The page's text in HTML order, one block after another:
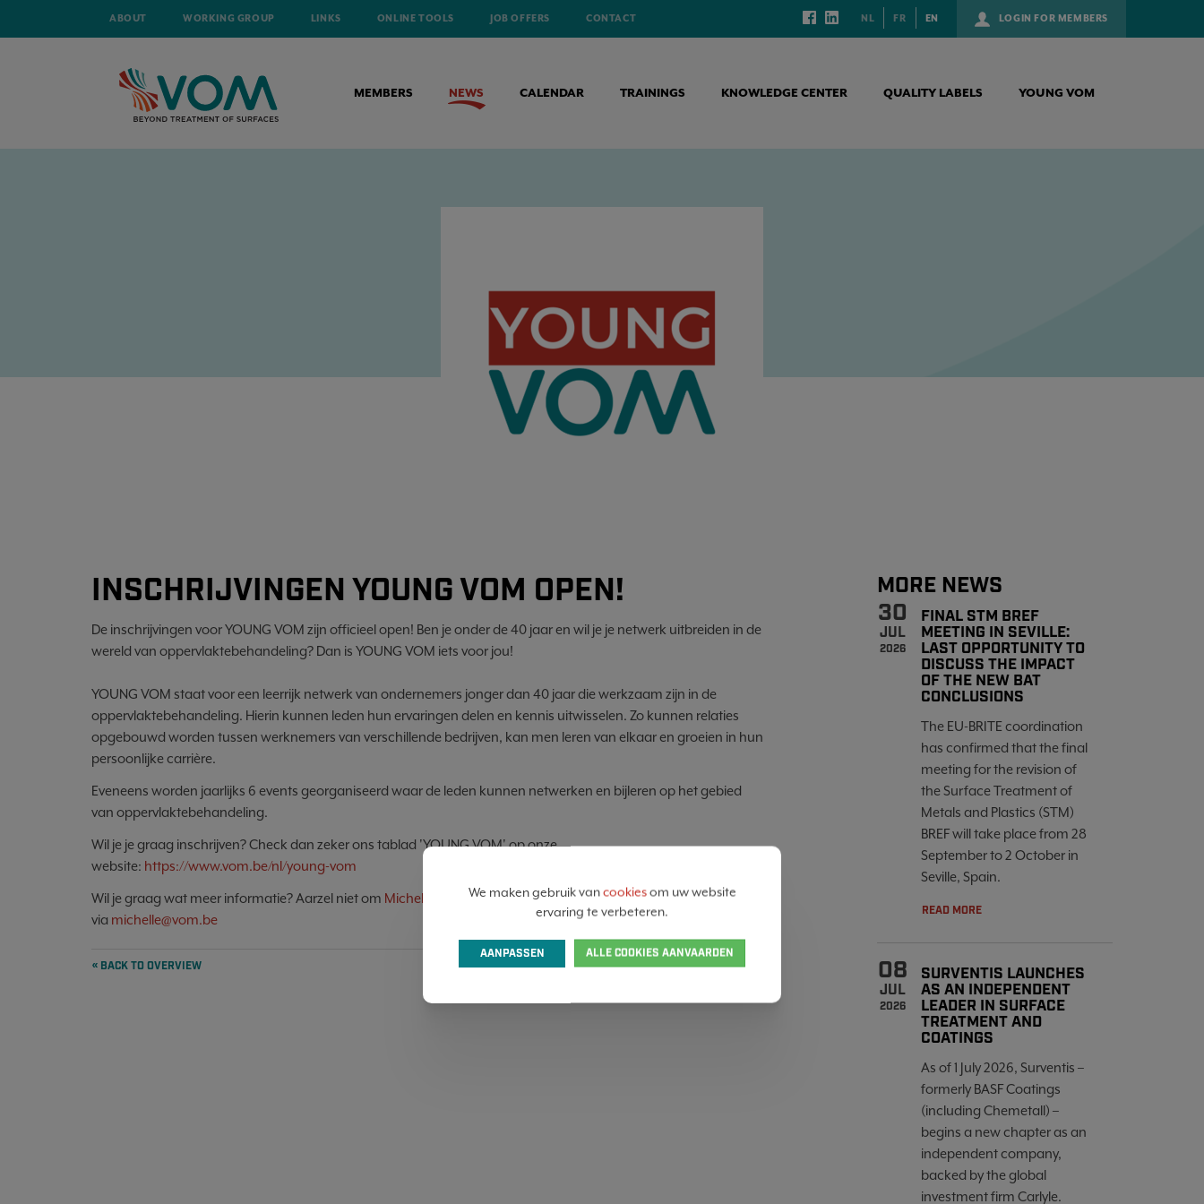
ABOUT WORKING GROUP LINKS ONLINE TOOLS JOB OFFERS CONTACT LOGIN FOR MEMBERS
NL FR EN
MEMBERS NEWS CALENDAR TRAININGS KNOWLEDGE CENTER QUALITY LABELS YOUNG VOM
NEWS INSCHRIJVINGEN YOUNG VOM OPEN!
INSCHRIJVINGEN YOUNG VOM OPEN!
De inschrijvingen voor YOUNG VOM zijn officieel open! Ben je onder de 40 jaar en wil je je netwerk uitbreiden in de
wereld van oppervlaktebehandeling? Dan is YOUNG VOM iets voor jou!
YOUNG VOM staat voor een leerrijk netwerk van ondernemers jonger dan 40 jaar die werkzaam zijn in de
oppervlaktebehandeling. Hierin kunnen leden hun ervaringen delen en kennis uitwisselen. Zo kunnen relaties
opgebouwd worden tussen werknemers van verschillende bedrijven, kan men leren van elkaar en groeien in hun
persoonlijke carrière.
Eveneens worden jaarlijks 6 events georganiseerd waar de leden kunnen netwerken en bijleren op het gebied
van oppervlaktebehandeling.
Wil je je graag inschrijven? Check dan zeker ons tablad 'YOUNG VOM' op onze
website: https://www.vom.be/nl/young-vom
Wil je graag wat meer informatie? Aarzel niet om Michelle Vansimpseneen berichtje te sturen of te mailen
via michelle@vom.be
« BACK TO OVERVIEW
MORE NEWS
30
JUL
2026
FINAL STM BREF
MEETING IN SEVILLE:
LAST OPPORTUNITY TO
DISCUSS THE IMPACT
OF THE NEW BAT
CONCLUSIONS
The EU-BRITE coordination
has confirmed that the final
meeting for the revision of
the Surface Treatment of
Metals and Plastics (STM)
BREF will take place from 28
September to 2 October in
Seville, Spain.
READ MORE
08
JUL
2026
SURVENTIS LAUNCHES
AS AN INDEPENDENT
LEADER IN SURFACE
TREATMENT AND
COATINGS
As of 1 July 2026, Surventis –
formerly BASF Coatings
(including Chemetall) –
begins a new chapter as an
independent company,
backed by the global
investment firm Carlyle.
We maken gebruik vancookiesom uw website
ervaring te verbeteren.
AANPASSEN ALLE COOKIES AANVAARDEN